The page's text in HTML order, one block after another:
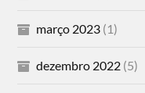
março 2023 (1)
dezembro 2022 (5)